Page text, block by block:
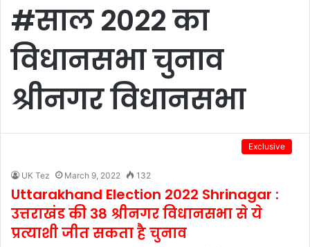
#साल 2022 का
विधानसभा चुनाव
श्रीनगर विधानसभा
Exclusive
UK Tez March 9, 2022 132
Uttarakhand Election 2022 Shrinagar :
उत्तराखंड की 38 श्रीनगर विधानसभा से ये
प्रत्याशी जीत सकता है चुनाव